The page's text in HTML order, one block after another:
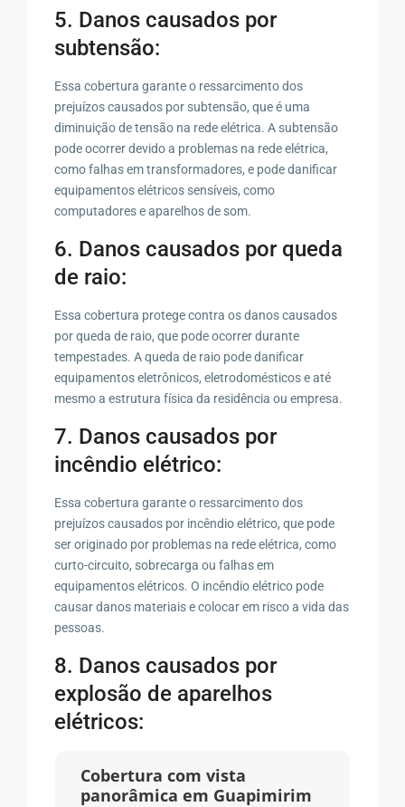
5. Danos causados por
subtensão:
Essa cobertura garante o ressarcimento dos
prejuízos causados por subtensão, que é uma
diminuição de tensão na rede elétrica. A subtensão
pode ocorrer devido a problemas na rede elétrica,
como falhas em transformadores, e pode danificar
equipamentos elétricos sensíveis, como
computadores e aparelhos de som.
6. Danos causados por queda
de raio:
Essa cobertura protege contra os danos causados
por queda de raio, que pode ocorrer durante
tempestades. A queda de raio pode danificar
equipamentos eletrônicos, eletrodomésticos e até
mesmo a estrutura física da residência ou empresa.
7. Danos causados por
incêndio elétrico:
Essa cobertura garante o ressarcimento dos
prejuízos causados por incêndio elétrico, que pode
ser originado por problemas na rede elétrica, como
curto-circuito, sobrecarga ou falhas em
equipamentos elétricos. O incêndio elétrico pode
causar danos materiais e colocar em risco a vida das
pessoas.
8. Danos causados por
explosão de aparelhos
elétricos:
Cobertura com vista
panorâmica em Guapimirim